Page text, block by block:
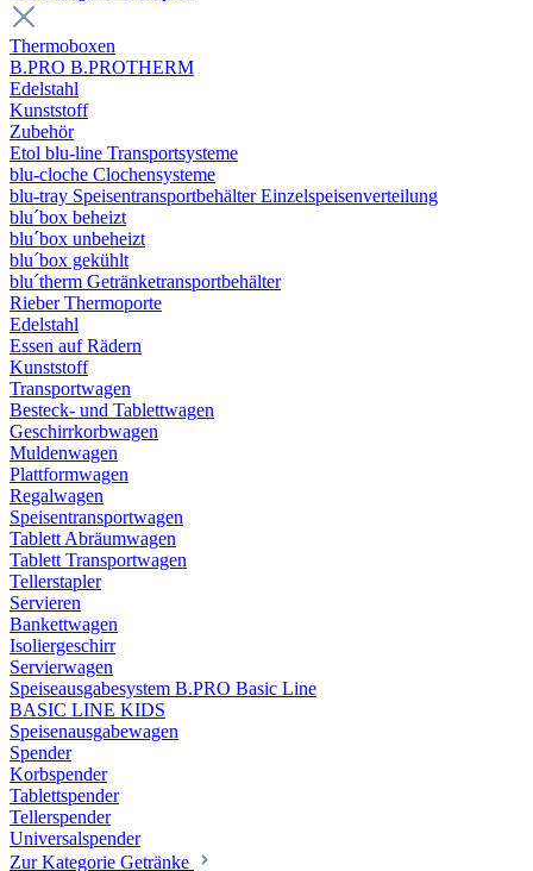
Thermoboxen
B.PRO B.PROTHERM
Edelstahl
Kunststoff
Zubehör
Etol blu-line Transportsysteme
blu-cloche Clochensysteme
blu-tray Speisentransportbehälter Einzelspeisenverteilung
blu´box beheizt
blu´box unbeheizt
blu´box gekühlt
blu´therm Getränketransportbehälter
Rieber Thermoporte
Edelstahl
Essen auf Rädern
Kunststoff
Transportwagen
Besteck- und Tablettwagen
Geschirrkorbwagen
Muldenwagen
Plattformwagen
Regalwagen
Speisentransportwagen
Tablett Abräumwagen
Tablett Transportwagen
Tellerstapler
Servieren
Bankettwagen
Isoliergeschirr
Servierwagen
Speiseausgabesystem B.PRO Basic Line
BASIC LINE KIDS
Speisenausgabewagen
Spender
Korbspender
Tablettspender
Tellerspender
Universalspender
Zur Kategorie Getränke